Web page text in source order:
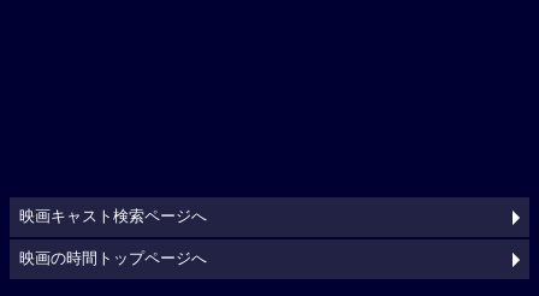
映画キャスト検索ページへ
映画の時間トップページへ